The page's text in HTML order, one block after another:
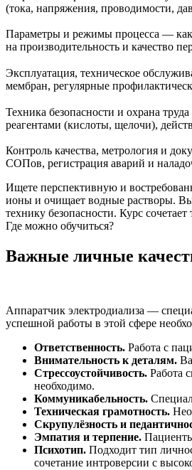
(тока, напряжения, проводимости,
Параметры и режимы процесса — как
на производительность и качество
Эксплуатация, техническое
мембран, регулярные
Техника безопасности и охрана
реагентами (кислоты, щелочи),
Контроль качества, метрология и
СОПов, регистрация аварий и
Ищете перспективную и
ионы и очищает водные растворы. Вы
технику безопасности. Курс
Где можно обучиться?
Важные личные
Аппаратчик электродиализа —
успешной работы в этой сфере
Ответственность. Работа с
Внимательность к деталям.
Стрессоустойчивость. Работа
необходимо.
Коммуникабельность.
Техническая грамотность.
Скрупулёзность и
Эмпатия и терпение.
Психотип. Подходит тип
сочетание интроверсии с